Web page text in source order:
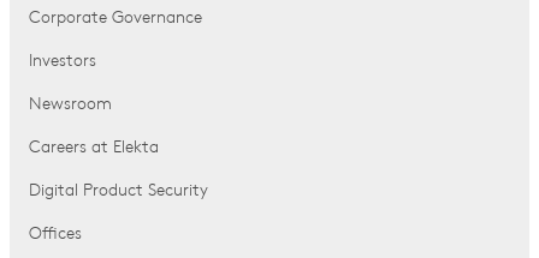
Corporate Governance
Investors
Newsroom
Careers at Elekta
Digital Product Security
Offices